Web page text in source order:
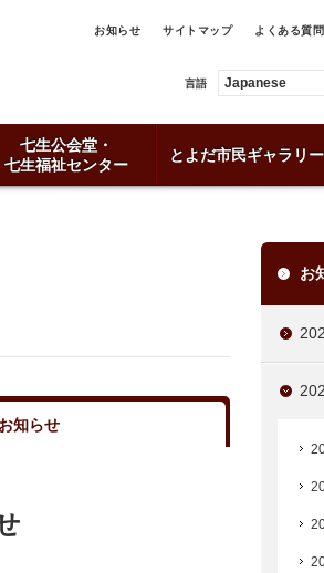
お知らせ サイトマップ よくある質問
言語 Japanese
七生公会堂・
七生福祉センター
とよだ市民ギャラリー
お知らせ
お